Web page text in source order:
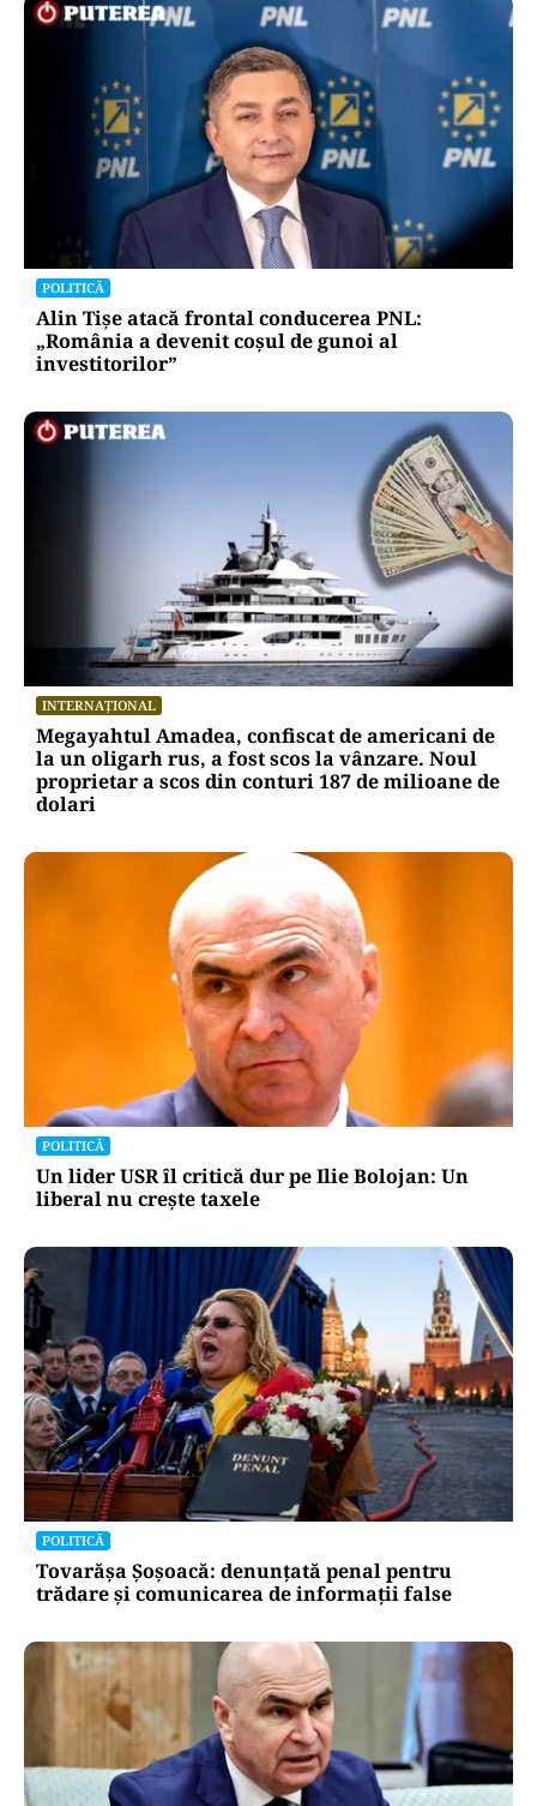
POLITICĂ
Alin Tișe atacă frontal conducerea PNL:
„România a devenit coșul de gunoi al
investitorilor”
INTERNAȚIONAL
Megayahtul Amadea, confiscat de americani de
la un oligarh rus, a fost scos la vânzare. Noul
proprietar a scos din conturi 187 de milioane de
dolari
POLITICĂ
Un lider USR îl critică dur pe Ilie Bolojan: Un
liberal nu crește taxele
POLITICĂ
Tovarășa Șoșoacă: denunțată penal pentru
trădare și comunicarea de informații false